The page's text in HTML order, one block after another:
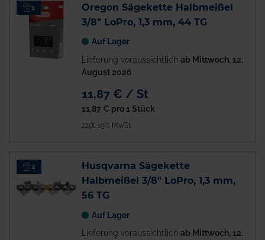
1
Oregon Sägekette Halbmeißel
3/8" LoPro, 1,3 mm, 44 TG
Auf Lager
Lieferung voraussichtlich ab Mittwoch, 12.
August 2026
11,87 € / St
11,87 € pro 1 Stück
zzgl. 19% MwSt.
2
Husqvarna Sägekette
Halbmeißel 3/8" LoPro, 1,3 mm,
56 TG
Auf Lager
Lieferung voraussichtlich ab Mittwoch, 12.